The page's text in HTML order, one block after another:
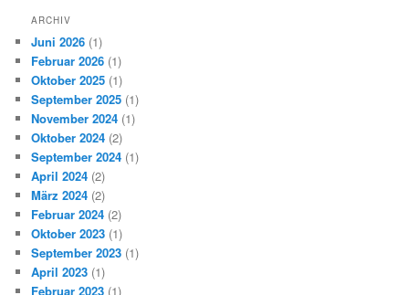
ARCHIV
Juni 2026 (1)
Februar 2026 (1)
Oktober 2025 (1)
September 2025 (1)
November 2024 (1)
Oktober 2024 (2)
September 2024 (1)
April 2024 (2)
März 2024 (2)
Februar 2024 (2)
Oktober 2023 (1)
September 2023 (1)
April 2023 (1)
Februar 2023 (1)